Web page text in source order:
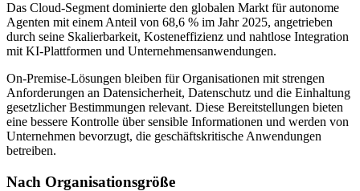
Das Cloud-Segment dominierte den globalen Markt für autonome
Agenten mit einem Anteil von 68,6 % im Jahr 2025, angetrieben
durch seine Skalierbarkeit, Kosteneffizienz und nahtlose Integration
mit KI-Plattformen und Unternehmensanwendungen.
On-Premise-Lösungen bleiben für Organisationen mit strengen
Anforderungen an Datensicherheit, Datenschutz und die Einhaltung
gesetzlicher Bestimmungen relevant. Diese Bereitstellungen bieten
eine bessere Kontrolle über sensible Informationen und werden von
Unternehmen bevorzugt, die geschäftskritische Anwendungen
betreiben.
Nach Organisationsgröße